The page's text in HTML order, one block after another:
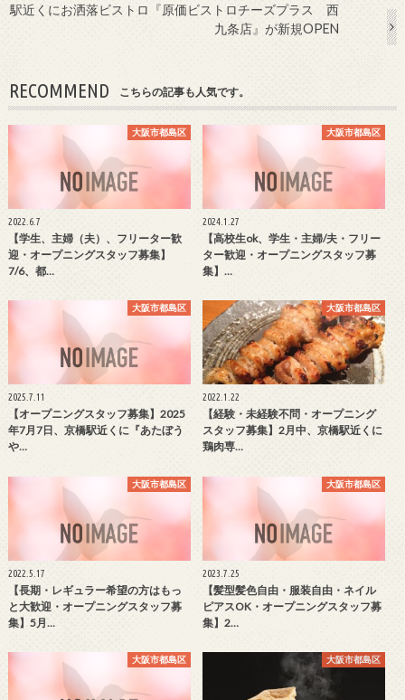
駅近くにお洒落ビストロ『原価ビストロチーズプラス 西
九条店』が新規OPEN
RECOMMEND こちらの記事も人気です。
大阪市都島区
2022.6.7
【学生、主婦（夫）、フリーター歓
迎・オープニングスタッフ募集】
7/6、都…
大阪市都島区
2024.1.27
【高校生ok、学生・主婦/夫・フリー
ター歓迎・オープニングスタッフ募
集】…
大阪市都島区
2025.7.11
【オープニングスタッフ募集】2025
年7月7日、京橋駅近くに『あたぼう
や…
大阪市都島区
2022.1.22
【経験・未経験不問・オープニング
スタッフ募集】2月中、京橋駅近くに
鶏肉専…
大阪市都島区
2022.5.17
【長期・レギュラー希望の方はもっ
と大歓迎・オープニングスタッフ募
集】5月…
大阪市都島区
2023.7.25
【髪型髪色自由・服装自由・ネイル
ピアスOK・オープニングスタッフ募
集】2…
大阪市都島区 大阪市都島区